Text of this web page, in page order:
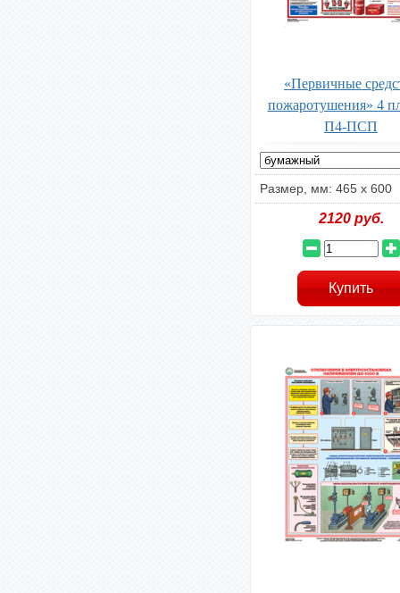
«Первичные
пожаротушения» 4
П4-ПСП
Размер, мм: 465 х 600
2120руб.